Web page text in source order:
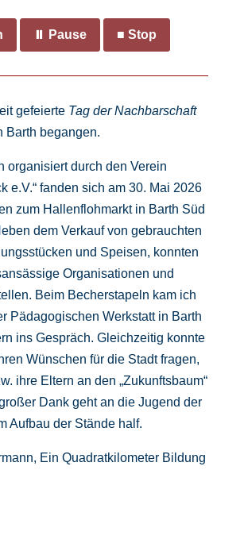
⏸ Pause ■ Stop
gefeierte Tag der Nachbarschaft
Barth begangen.
organisiert durch den Verein
e.V.“ fanden sich am 30. Mai 2026
zum Hallenflohmarkt in Barth Süd
dem Verkauf von gebrauchten
und Speisen, konnten
Organisationen und
Beim Becherstapeln kam ich
Pädagogischen Werkstatt in Barth
ins Gespräch. Gleichzeitig konnte
Wünschen für die Stadt fragen,
ihre Eltern an den „Zukunftsbaum“
Dank geht an die Jugend der
Aufbau der Stände half.
Ein Quadratkilometer Bildung